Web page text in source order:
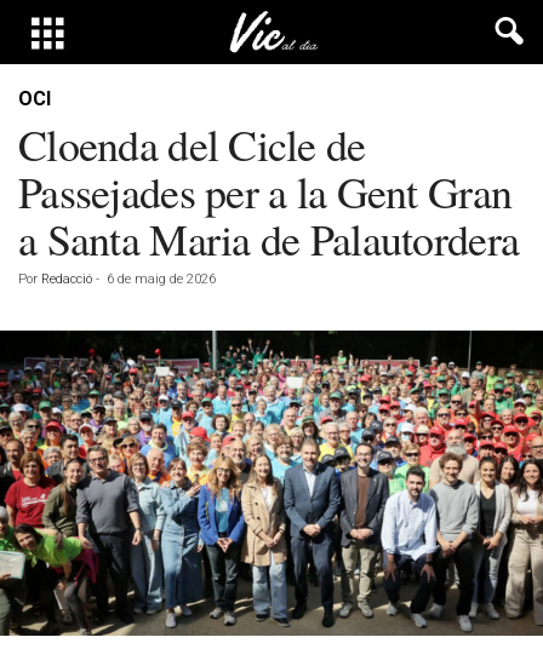
OCI
Cloenda del Cicle de
Passejades per a la Gent Gran
a Santa Maria de Palautordera
Por Redacció - 6 de maig de 2026